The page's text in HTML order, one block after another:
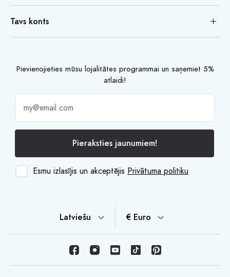
Tavs konts
Pievienojieties mūsu lojalitātes programmai un saņemiet 5%
atlaidi!
Pieraksties jaunumiem!
Esmu izlasījis un akceptējis Privātuma politiku
Latviešu € Euro